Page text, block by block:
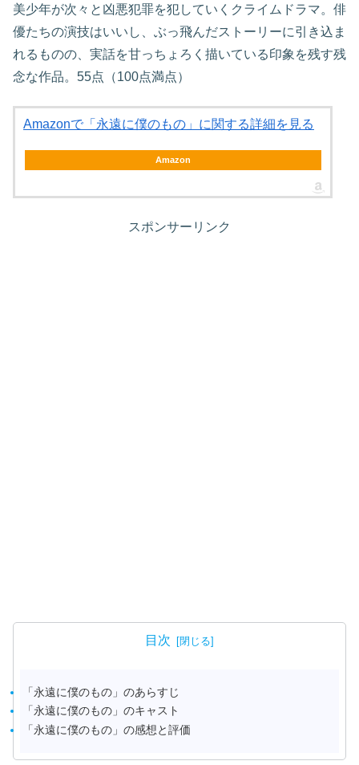
美少年が次々と凶悪犯罪を犯していくクライムドラマ。俳
優たちの演技はいいし、ぶっ飛んだストーリーに引き込ま
れるものの、実話を甘っちょろく描いている印象を残す残
念な作品。55点（100点満点）
Amazonで「永遠に僕のもの」に関する詳細を見る
Amazon
スポンサーリンク
目次
「永遠に僕のもの」のあらすじ
「永遠に僕のもの」のキャスト
「永遠に僕のもの」の感想と評価